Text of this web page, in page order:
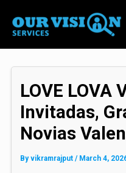
content
LOVE LOVA
Invitadas,
Novias
Byvikramrajput/ March 4,